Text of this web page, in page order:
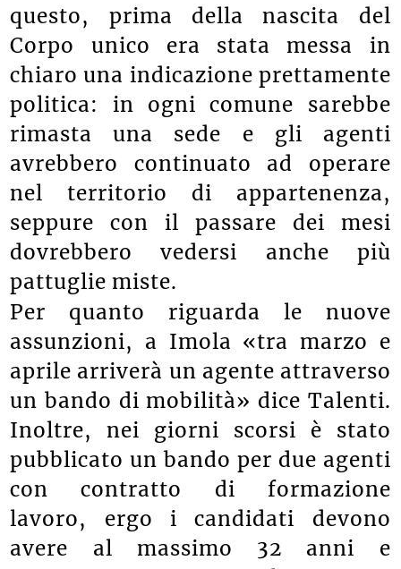
questo, prima della nascita del
Corpo unico era stata messa in
chiaro una indicazione prettamente
politica: in ogni comune sarebbe
rimasta una sede e gli agenti
avrebbero continuato ad operare
nel territorio di appartenenza,
seppure con il passare dei mesi
dovrebbero vedersi anche più
pattuglie miste.
Per quanto riguarda le nuove
assunzioni, a Imola «tra marzo e
aprile arriverà un agente attraverso
un bando di mobilità» dice Talenti.
Inoltre, nei giorni scorsi è stato
pubblicato un bando per due agenti
con contratto di formazione
lavoro, ergo i candidati devono
avere al massimo 32 anni e